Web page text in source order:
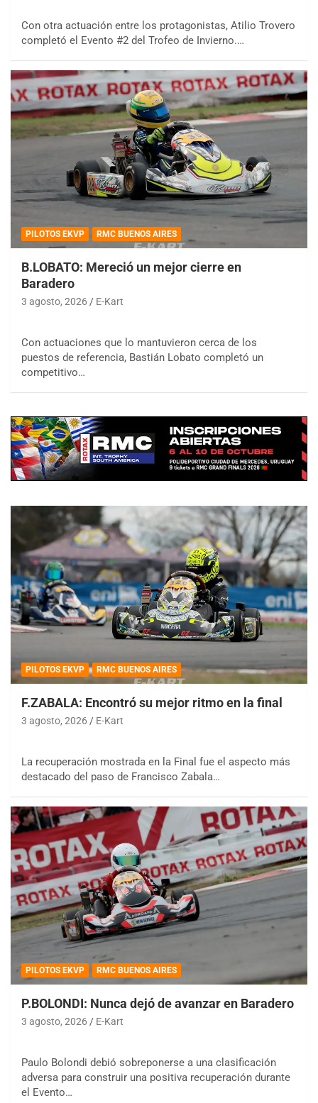
Con otra actuación entre los protagonistas, Atilio Trovero
completó el Evento #2 del Trofeo de Invierno.…
PILOTOS EKVP RMC BUENOS AIRES
B.LOBATO: Mereció un mejor cierre en
Baradero
3 agosto, 2026 E-Kart
Con actuaciones que lo mantuvieron cerca de los
puestos de referencia, Bastián Lobato completó un
competitivo…
PILOTOS EKVP RMC BUENOS AIRES
F.ZABALA: Encontró su mejor ritmo en la final
3 agosto, 2026 E-Kart
La recuperación mostrada en la Final fue el aspecto más
destacado del paso de Francisco Zabala…
PILOTOS EKVP RMC BUENOS AIRES
P.BOLONDI: Nunca dejó de avanzar en Baradero
3 agosto, 2026 E-Kart
Paulo Bolondi debió sobreponerse a una clasificación
adversa para construir una positiva recuperación durante
el Evento…
COBERTURA ESPECIAL DE E-KART.COM.AR